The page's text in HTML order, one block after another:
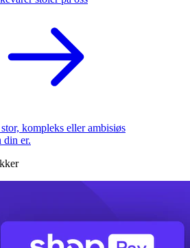
kompleks eller ambisiøs
din er.